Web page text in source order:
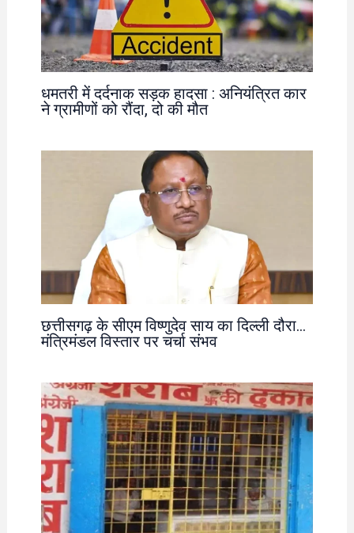
धमतरी में दर्दनाक सड़क हादसा : अनियंत्रित कार
ने ग्रामीणों को रौंदा, दो की मौत
छत्तीसगढ़ के सीएम विष्णुदेव साय का दिल्ली दौरा…
मंत्रिमंडल विस्तार पर चर्चा संभव